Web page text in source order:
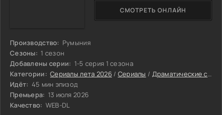
Производство: Румыния
Сезоны: 1 сезон
Добавлены серии: 1-5 серия 1 сезона
Категории: Сериалы лета 2026/ Сериалы / Драматические сериалы
Идёт: 45 мин эпизод
Премьера: 13 июля 2026
Качество: WEB-DL
СМОТРЕТЬ ОНЛАЙН